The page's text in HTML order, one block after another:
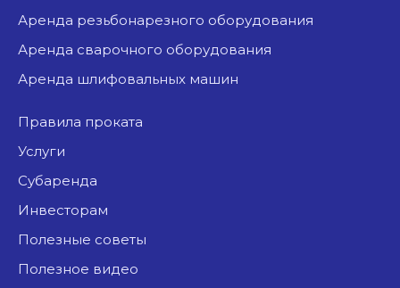
аренда резьбонарезного оборудования
аренда сварочного оборудования
аренда шлифовальных машин
Правила проката
Услуги
Субаренда
Инвесторам
Полезные советы
Полезное видео